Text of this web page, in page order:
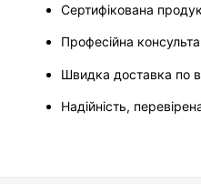
Сертифікована
Професійна
Швидка доставка по
Надійність,